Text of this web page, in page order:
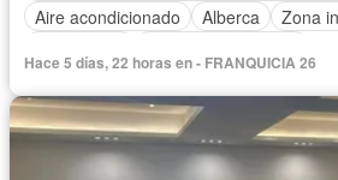
Aire acondicionado
Alberca Zona
Circuito cerrado de televisión
Cocina
Cocina integral
Cuarto de servicio
Elevador
Estacionamiento Gas
Internet
Recámara con closet
Hace 5 días, 22 horas en - FRANQUICIA 26